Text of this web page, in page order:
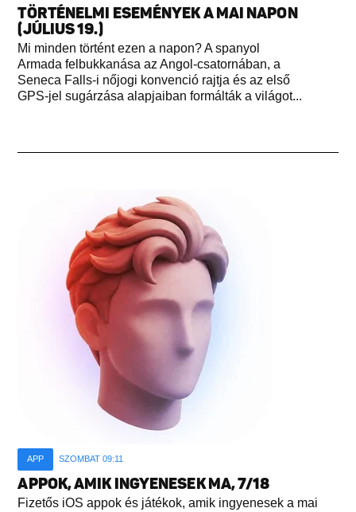
TÖRTÉNELMI ESEMÉNYEK A MAI NAPON
(JÚLIUS 19.)
Mi minden történt ezen a napon? A spanyol
Armada felbukkanása az Angol-csatornában, a
Seneca Falls-i nőjogi konvenció rajtja és az első
GPS-jel sugárzása alapjaiban formálták a világot...
APP SZOMBAT 09:11
APPOK, AMIK INGYENESEK MA, 7/18
Fizetős iOS appok és játékok, amik ingyenesek a mai